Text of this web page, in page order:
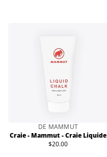
DE MAMMUT
Craie - Mammut - Craie Liquide
Prix
$20.00